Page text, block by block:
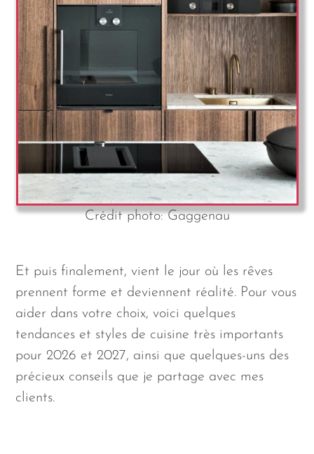
Crédit photo: Gaggenau
Et puis finalement, vient le jour où les rêves
prennent forme et deviennent réalité. Pour vous
aider dans votre choix, voici quelques
tendances et styles de cuisine très importants
pour 2026 et 2027, ainsi que quelques-uns des
précieux conseils que je partage avec mes
clients.